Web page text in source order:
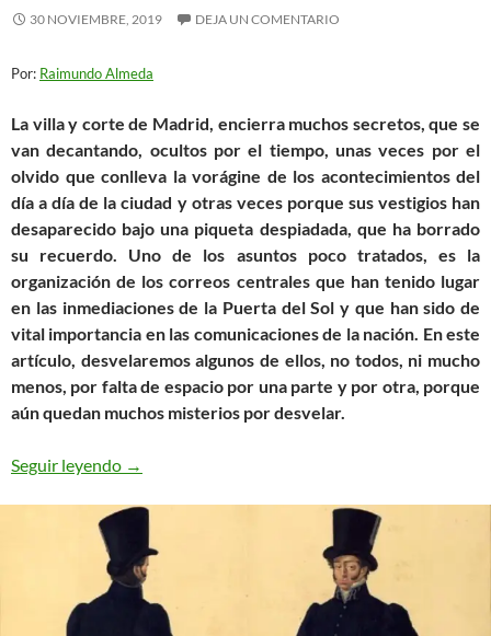
30 NOVIEMBRE, 2019 DEJA UN COMENTARIO
Por: Raimundo Almeda
La villa y corte de Madrid, encierra muchos secretos, que se
van decantando, ocultos por el tiempo, unas veces por el
olvido que conlleva la vorágine de los acontecimientos del
día a día de la ciudad y otras veces porque sus vestigios han
desaparecido bajo una piqueta despiadada, que ha borrado
su recuerdo. Uno de los asuntos poco tratados, es la
organización de los correos centrales que han tenido lugar
en las inmediaciones de la Puerta del Sol y que han sido de
vital importancia en las comunicaciones de la nación. En este
artículo, desvelaremos algunos de ellos, no todos, ni mucho
menos, por falta de espacio por una parte y por otra, porque
aún quedan muchos misterios por desvelar.
Seguir leyendo El Correo, la Puerta del Sol y sus aledaños
→